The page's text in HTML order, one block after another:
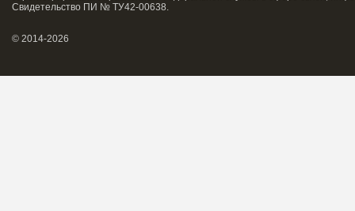
Свидетельство ПИ № ТУ42-00638.
© 2014-2026